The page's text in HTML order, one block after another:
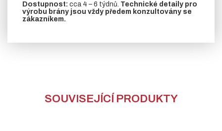
Dostupnost: cca 4 – 6 týdnů. Technické detaily pro
výrobu brány jsou vždy předem konzultovány se
zákazníkem.
SOUVISEJÍCÍ PRODUKTY